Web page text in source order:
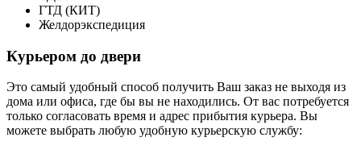
ГТД (КИТ)
Желдорэкспедиция
Курьером до двери
Это самый удобный способ получить Ваш заказ не выходя из
дома или офиса, где бы вы не находились. От вас потребуется
только согласовать время и адрес прибытия курьера. Вы
можете выбрать любую удобную курьерскую службу: